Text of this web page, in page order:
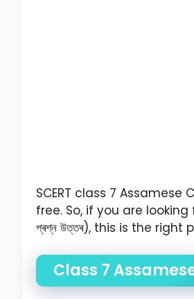
SCERT class 7
free. So, if you are looking
প্ৰশ্ন উত্তৰ), this is the
Class 7